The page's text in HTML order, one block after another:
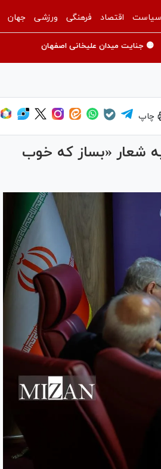
سیاست اقتصاد فرهنگی ورزشی جهان
🟡 جنایت میدان علیخانی اصفهان
چاپ
شعار «بساز که خوب